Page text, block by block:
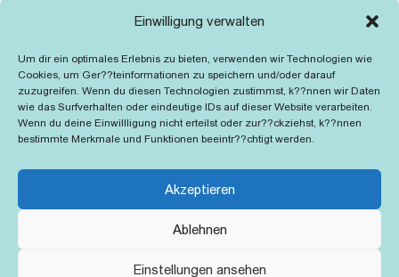
Einwilligung verwalten
Um dir ein optimales Erlebnis zu bieten, verwenden wir Technologien wie
Cookies, um Ger??teinformationen zu speichern und/oder darauf
zuzugreifen. Wenn du diesen Technologien zustimmst, k??nnen wir Daten
wie das Surfverhalten oder eindeutige IDs auf dieser Website verarbeiten.
Wenn du deine Einwillligung nicht erteilst oder zur??ckziehst, k??nnen
bestimmte Merkmale und Funktionen beeintr??chtigt werden.
Akzeptieren
Ablehnen
Einstellungen ansehen
photographer … Feuer im Fjord … The Song of the
Grubenlampe … Tolstoy … Grün ist die Heide …
Lady Hamilton … Mütter verzaget nicht …
Ruttmann Werbefilme